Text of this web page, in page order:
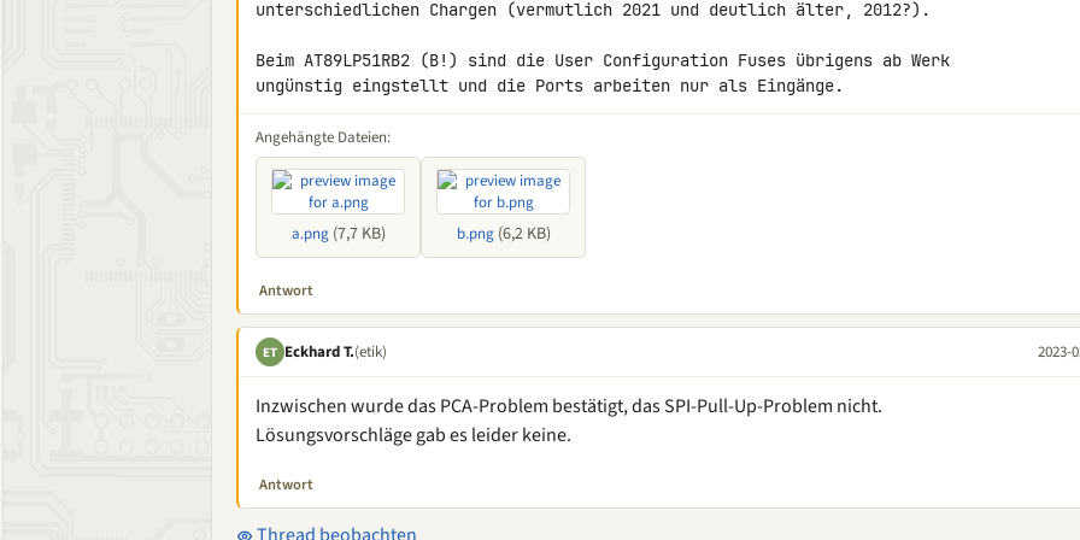
unterschiedlichen Chargen (vermutlich 2021 und deutlich älter, 2012?).
Beim AT89LP51RB2 (B!) sind die User Configuration Fuses übrigens ab Werk
ungünstig eingstellt und die Ports arbeiten nur als Eingänge.
Angehängte Dateien:
a.png(7,7 KB) b.png(6,2 KB)
Antwort
ET Eckhard T.(etik) 2023-
Inzwischen wurde das PCA-Problem bestätigt, das SPI-Pull-Up-Problem nicht.
Lösungsvorschläge gab es leider keine.
Antwort